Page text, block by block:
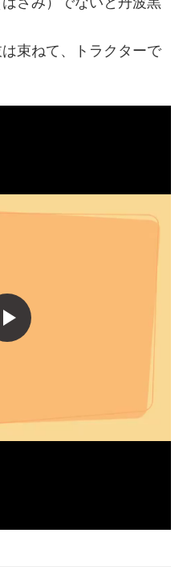
束ねて、トラクターで